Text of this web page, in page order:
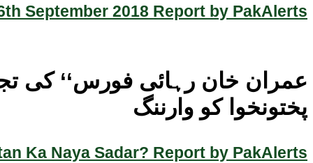
September 2018 Report by PakAlerts
Ka Naya Sadar? Report by PakAlerts
پختونخوا کو وارننگ